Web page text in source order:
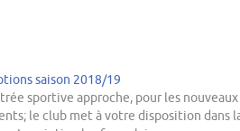
saison 2018/19
sportive approche, pour les nouveaux
le club met à votre disposition dans